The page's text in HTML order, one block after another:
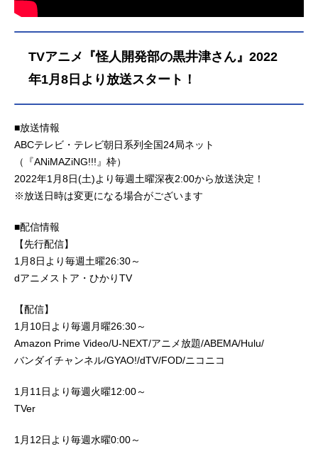
TVアニメ『怪人開発部の黒井津さん』2022
年1月8日より放送スタート！
■放送情報
ABCテレビ・テレビ朝日系列全国24局ネット
（『ANiMAZiNG!!!』枠）
2022年1月8日(土)より毎週土曜深夜2:00から放送決定！
※放送日時は変更になる場合がございます
■配信情報
【先行配信】
1月8日より毎週土曜26:30～
dアニメストア・ひかりTV
【配信】
1月10日より毎週月曜26:30～
Amazon Prime Video/U-NEXT/アニメ放題/ABEMA/Hulu/
バンダイチャンネル/GYAO!/dTV/FOD/ニコニコ
1月11日より毎週火曜12:00～
TVer
1月12日より毎週水曜0:00～